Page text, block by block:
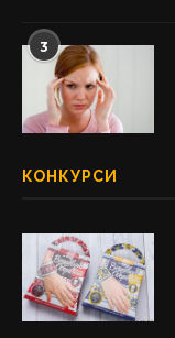
3
КОНКУРСИ